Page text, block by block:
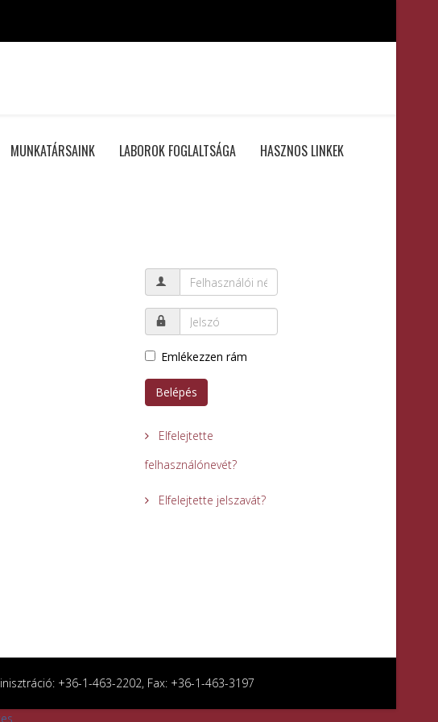
MUNKATÁRSAINK LABOROK FOGLALTSÁGA HASZNOS LINKEK
Emlékezzen rám
Belépés
Elfelejtette
felhasználónevét?
Elfelejtette jelszavát?
+36-1-463-2202, Fax: +36-1-463-3197